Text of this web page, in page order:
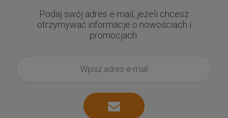
Podaj swój adres e-mail, jeżeli chcesz
otrzymywać informacje o nowościach i
promocjach.